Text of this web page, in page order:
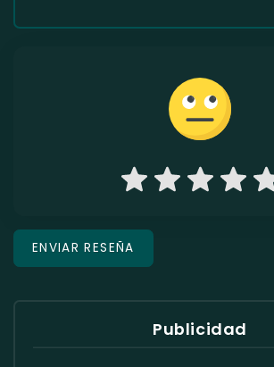
Publicidad